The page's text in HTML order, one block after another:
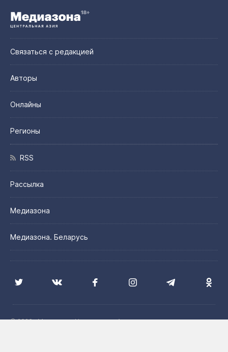
Связаться с редакцией
Авторы
Онлайны
Регионы
RSS
Рассылка
Медиазона
Медиазона. Беларусь
© 2026 «Медиазона Центральная Азия»